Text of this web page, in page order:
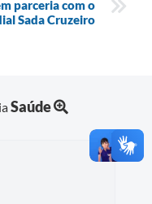
parceria com o
Sada Cruzeiro
Saúde